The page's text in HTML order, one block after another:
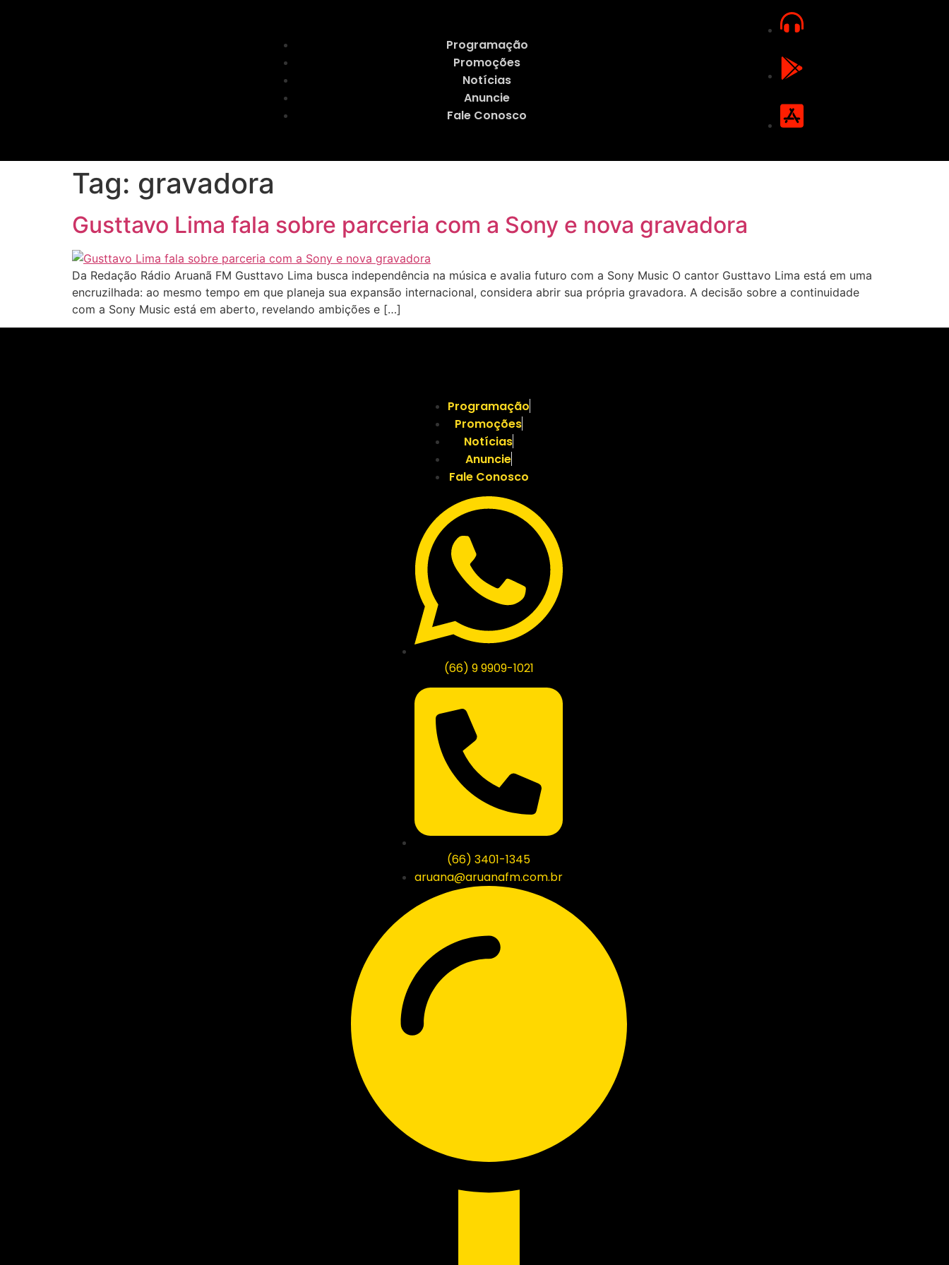
Programação
Promoções
Notícias
Anuncie
Fale Conosco
Tag: gravadora
Gusttavo Lima fala sobre parceria com a Sony e nova gravadora
Da Redação Rádio Aruanã FM Gusttavo Lima busca independência na música e avalia futuro com a Sony Music O cantor Gusttavo Lima está em uma
encruzilhada: ao mesmo tempo em que planeja sua expansão internacional, considera abrir sua própria gravadora. A decisão sobre a continuidade
com a Sony Music está em aberto, revelando ambições e […]
Programação
Promoções
Notícias
Anuncie
Fale Conosco
(66) 9 9909-1021
(66) 3401-1345
aruana@aruanafm.com.br